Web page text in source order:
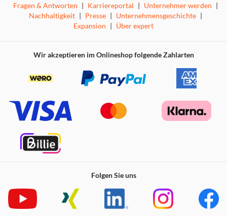
Fragen & Antworten | Karriereportal | Unternehmer werden |
Nachhaltigkeit | Presse | Unternehmensgeschichte |
Expansion | Über expert
Wir akzeptieren im Onlineshop folgende Zahlarten
Folgen Sie uns